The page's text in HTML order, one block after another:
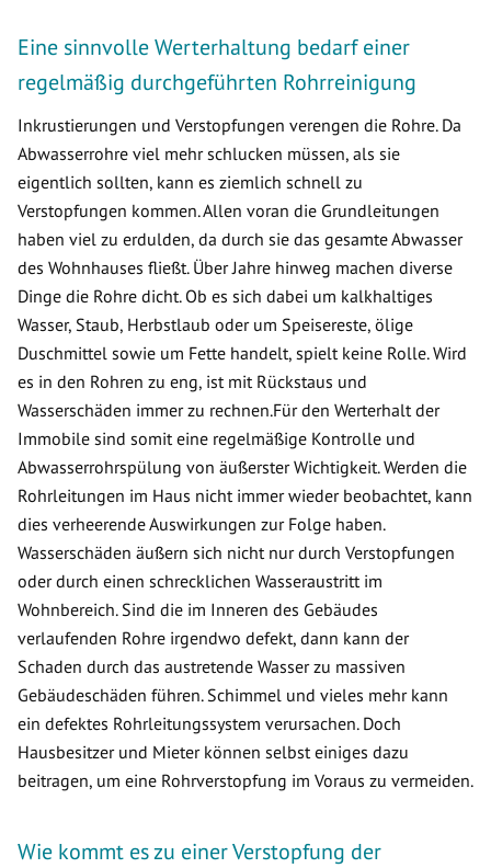
Eine sinnvolle Werterhaltung bedarf einer
regelmäßig durchgeführten Rohrreinigung
Inkrustierungen und Verstopfungen verengen die Rohre. Da
Abwasserrohre viel mehr schlucken müssen, als sie
eigentlich sollten, kann es ziemlich schnell zu
Verstopfungen kommen. Allen voran die Grundleitungen
haben viel zu erdulden, da durch sie das gesamte Abwasser
des Wohnhauses fließt. Über Jahre hinweg machen diverse
Dinge die Rohre dicht. Ob es sich dabei um kalkhaltiges
Wasser, Staub, Herbstlaub oder um Speisereste, ölige
Duschmittel sowie um Fette handelt, spielt keine Rolle. Wird
es in den Rohren zu eng, ist mit Rückstaus und
Wasserschäden immer zu rechnen.Für den Werterhalt der
Immobile sind somit eine regelmäßige Kontrolle und
Abwasserrohrspülung von äußerster Wichtigkeit. Werden die
Rohrleitungen im Haus nicht immer wieder beobachtet, kann
dies verheerende Auswirkungen zur Folge haben.
Wasserschäden äußern sich nicht nur durch Verstopfungen
oder durch einen schrecklichen Wasseraustritt im
Wohnbereich. Sind die im Inneren des Gebäudes
verlaufenden Rohre irgendwo defekt, dann kann der
Schaden durch das austretende Wasser zu massiven
Gebäudeschäden führen. Schimmel und vieles mehr kann
ein defektes Rohrleitungssystem verursachen. Doch
Hausbesitzer und Mieter können selbst einiges dazu
beitragen, um eine Rohrverstopfung im Voraus zu vermeiden.
Wie kommt es zu einer Verstopfung der